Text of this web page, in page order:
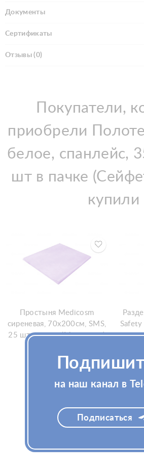
Документы
Сертификаты
Отзывы (0)
Покупатели,
приобрели
белое, спанлейс,
шт в пачке
купили
Простыня Medicosm
сиреневая, 70x200см, SMS,
25 шт в пачке (Медикосм)
Узнать цену
Safety
на наш канал в
Подписаться